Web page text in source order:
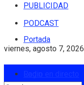
PUBLICIDAD
PODCAST
viernes, agosto 7, 2026
Portada